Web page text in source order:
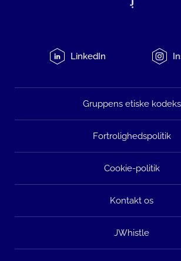
LinkedIn
Gruppens etiske kodeks
Fortrolighedspolitik
Cookie-politik
Kontakt os
JWhistle